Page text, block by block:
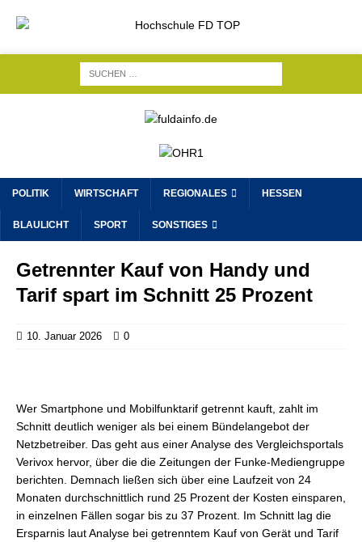
POLITIK WIRTSCHAFT REGIONALES HESSEN
BLAULICHT SPORT SONSTIGES
Getrennter Kauf von Handy und
Tarif spart im Schnitt 25 Prozent
10. Januar 2026 0
Wer Smartphone und Mobilfunktarif getrennt kauft, zahlt im
Schnitt deutlich weniger als bei einem Bündelangebot der
Netzbetreiber. Das geht aus einer Analyse des Vergleichsportals
Verivox hervor, über die die Zeitungen der Funke-Mediengruppe
berichten. Demnach ließen sich über eine Laufzeit von 24
Monaten durchschnittlich rund 25 Prozent der Kosten einsparen,
in einzelnen Fällen sogar bis zu 37 Prozent. Im Schnitt lag die
Ersparnis laut Analyse bei getrenntem Kauf von Gerät und Tarif